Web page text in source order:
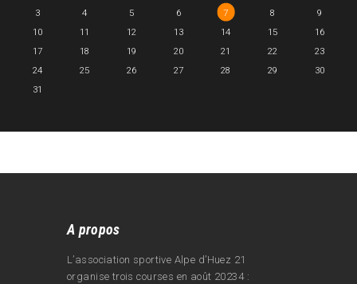
3
4 5 6 7 8
9
10
11 12 13 14 15
16
17
18 19 20 21 22
23
24
25 26 27 28 29
30
31
A propos
L’association sportive Alpe d’Huez 21
organise trois courses en août 20234 :